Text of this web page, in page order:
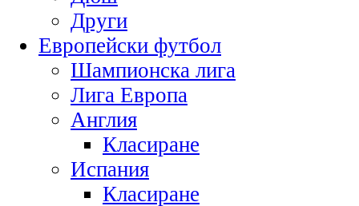
Други
Европейски футбол
Шампионска лига
Лига Европа
Англия
Класиране
Испания
Класиране